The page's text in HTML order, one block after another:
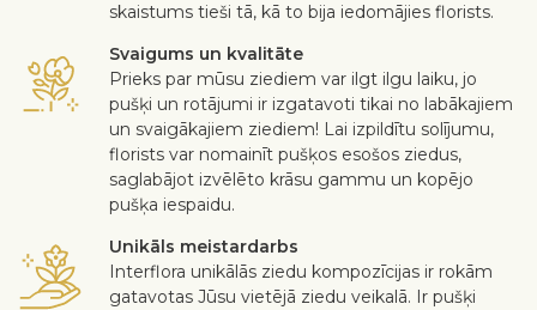
skaistums tieši tā, kā to bija iedomājies florists.
Svaigums un kvalitāte
Prieks par mūsu ziediem var ilgt ilgu laiku, jo
pušķi un rotājumi ir izgatavoti tikai no labākajiem
un svaigākajiem ziediem! Lai izpildītu solījumu,
florists var nomainīt pušķos esošos ziedus,
saglabājot izvēlēto krāsu gammu un kopējo
pušķa iespaidu.
Unikāls meistardarbs
Interflora unikālās ziedu kompozīcijas ir rokām
gatavotas Jūsu vietējā ziedu veikalā. Ir pušķi